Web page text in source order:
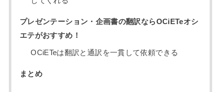
プレゼンテーション・企画書の翻訳ならOCiETeオシ
エテがおすすめ！
OCiETeは翻訳と通訳を一貫して依頼できる
まとめ